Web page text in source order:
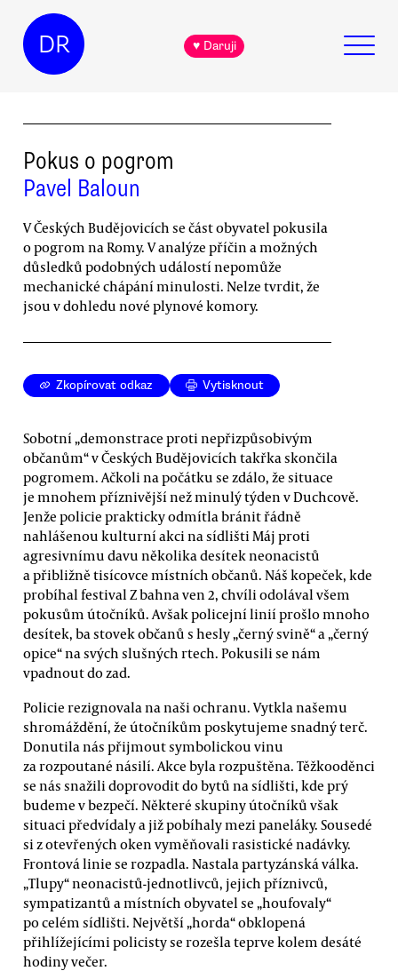
DR ♥ Daruji
Pokus o pogrom
Pavel Baloun
V Českých Budějovicích se část obyvatel pokusila
o pogrom na Romy. V analýze příčin a možných
důsledků podobných událostí nepomůže
mechanické chápání minulosti. Nelze tvrdit, že
jsou v dohledu nové plynové komory.
Zkopírovat odkaz Vytisknout
Sobotní „demonstrace proti nepřizpůsobivým
občanům“ v Českých Budějovicích takřka skončila
pogromem. Ačkoli na počátku se zdálo, že situace
je mnohem příznivější než minulý týden v Duchcově.
Jenže policie prakticky odmítla bránit řádně
nahlášenou kulturní akci na sídlišti Máj proti
agresivnímu davu několika desítek neonacistů
a přibližně tisícovce místních občanů. Náš kopeček, kde
probíhal festival Z bahna ven 2, chvíli odolával všem
pokusům útočníků. Avšak policejní linií prošlo mnoho
desítek, ba stovek občanů s hesly „černý svině“ a „černý
opice“ na svých slušných rtech. Pokusili se nám
vpadnout do zad.
Policie rezignovala na naši ochranu. Vytkla našemu
shromáždění, že útočníkům poskytujeme snadný terč.
Donutila nás přijmout symbolickou vinu
za rozpoutané násilí. Akce byla rozpuštěna. Těžkooděnci
se nás snažili doprovodit do bytů na sídlišti, kde prý
budeme v bezpečí. Některé skupiny útočníků však
situaci předvídaly a již pobíhaly mezi paneláky. Sousedé
si z otevřených oken vyměňovali rasistické nadávky.
Frontová linie se rozpadla. Nastala partyzánská válka.
„Tlupy“ neonacistů-jednotlivců, jejich příznivců,
sympatizantů a místních obyvatel se „houfovaly“
po celém sídlišti. Největší „horda“ obklopená
přihlížejícími policisty se rozešla teprve kolem desáté
hodiny večer.